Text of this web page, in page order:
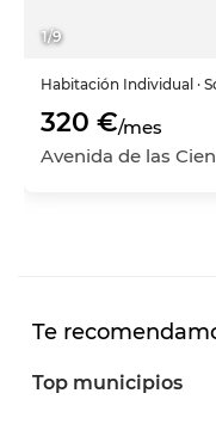
1/9
Habitación Individual ·
320 €/mes
Te
Top municipios